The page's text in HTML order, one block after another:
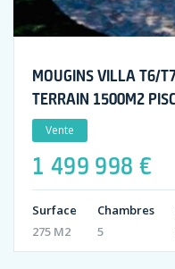
MOUGINS VILLA T6/
TERRAIN 1500M2
Vente
1 499 998 €
Surface
275 M2
Chambres
5